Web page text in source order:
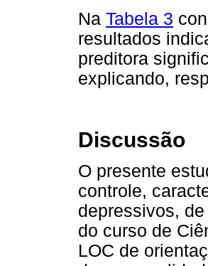
Na Tabela 3
resultados
preditora
explicando,
Discussão
O presente
controle,
depressivos,
do curso de
LOC de